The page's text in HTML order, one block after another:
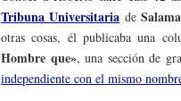
Tribuna Universitaria de
otras cosas, él publicaba una
Hombre que», una sección de
independiente con el mismo